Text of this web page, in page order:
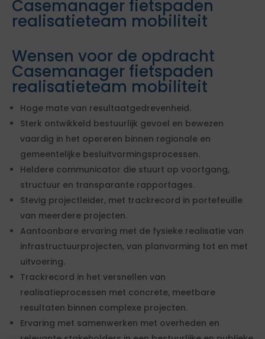
Casemanager fietspaden
realisatieteam mobiliteit
Wensen voor de opdracht
Casemanager fietspaden
realisatieteam mobiliteit
Hoge mate van resultaatgedrevenheid.
Sterk ontwikkeld bestuurlijk gevoel en bewezen
vaardig in het opereren binnen regionale en
gemeentelijke besluitvormingsprocessen.
Heldere communicator die stuurt op voortgang,
structuur en transparante rapportages.
Stevig projectleider, met trackrecord in portefeuille
van meerdere projecten.
Aantoonbare ervaring met de fysieke realisatie van
infrastructuurprojecten, van planvorming tot en met
uitvoering.
Trackrecord in het versnellen van
realisatieprocessen met concrete, meetbare
resultaten binnen complexe projecten.
Ervaring met samenwerken met overheden en